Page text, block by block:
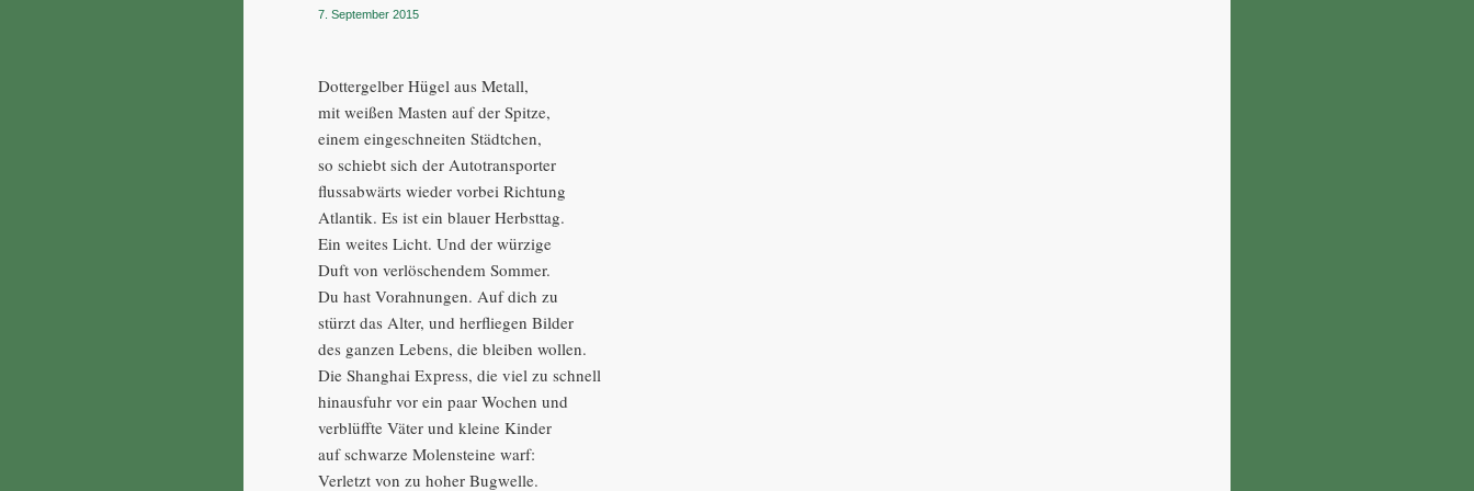
7. September 2015
Dottergelber Hügel aus Metall,
mit weißen Masten auf der Spitze,
einem eingeschneiten Städtchen,
so schiebt sich der Autotransporter
flussabwärts wieder vorbei Richtung
Atlantik. Es ist ein blauer Herbsttag.
Ein weites Licht. Und der würzige
Duft von verlöschendem Sommer.
Du hast Vorahnungen. Auf dich zu
stürzt das Alter, und herfliegen Bilder
des ganzen Lebens, die bleiben wollen.
Die Shanghai Express, die viel zu schnell
hinausfuhr vor ein paar Wochen und
verblüffte Väter und kleine Kinder
auf schwarze Molensteine warf:
Verletzt von zu hoher Bugwelle.